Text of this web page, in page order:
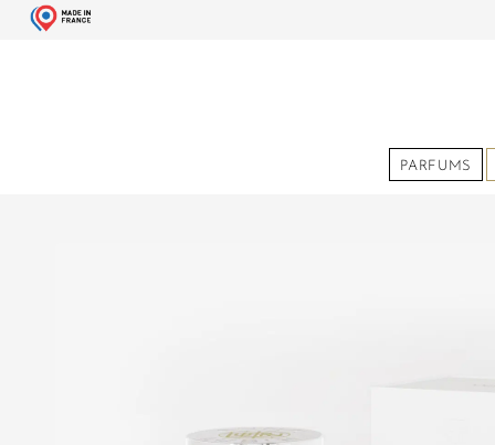
PARFUMS